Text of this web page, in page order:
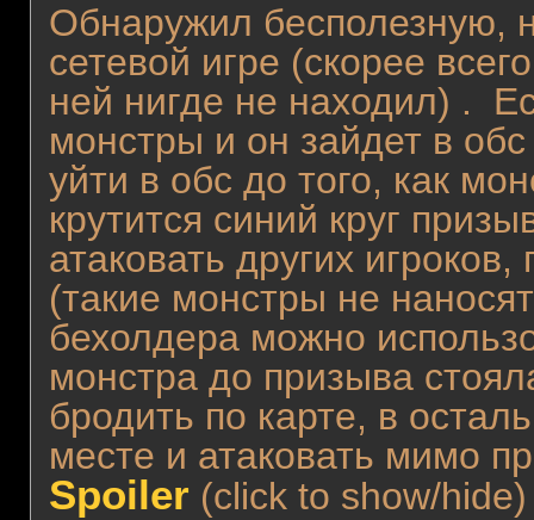
Обнаружил бесполезную,
сетевой игре (скорее
ней нигде не находил) .
монстры и он зайдет в
уйти в обс до того, как
крутится синий круг
атаковать других
(такие монстры не
бехолдера можно
монстра до призыва
бродить по карте, в
месте и атаковать мимо
Spoiler (click to show/hide)